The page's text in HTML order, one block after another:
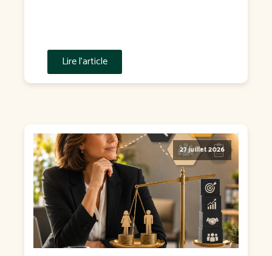
Lire l'article
27 juillet 2026